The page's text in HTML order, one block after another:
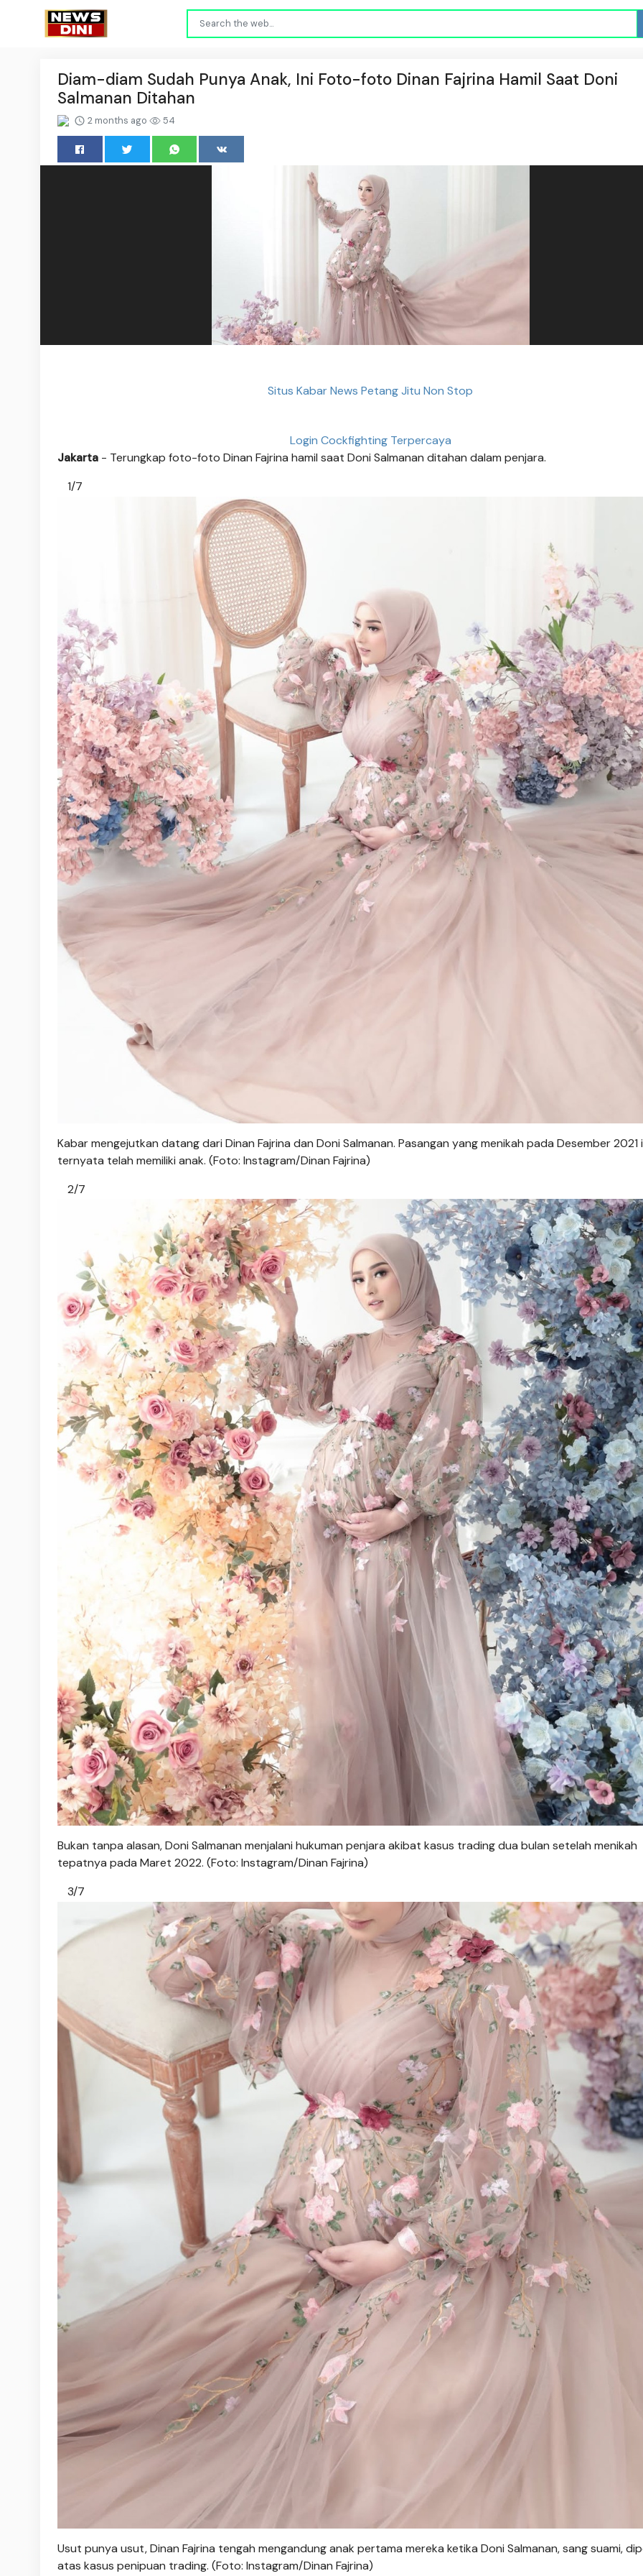
Diam-diam Sudah Punya Anak, Ini Foto-foto Dinan Fajrina Hamil Saat Doni
Salmanan Ditahan
2 months ago 54
Situs Kabar News Petang Jitu Non Stop
Login Cockfighting Terpercaya
Jakarta - Terungkap foto-foto Dinan Fajrina hamil saat Doni Salmanan ditahan dalam penjara.
1/7
Kabar mengejutkan datang dari Dinan Fajrina dan Doni Salmanan. Pasangan yang menikah pada Desember 2021
ternyata telah memiliki anak. (Foto: Instagram/Dinan Fajrina)
2/7
Bukan tanpa alasan, Doni Salmanan menjalani hukuman penjara akibat kasus trading dua bulan setelah menikah
tepatnya pada Maret 2022. (Foto: Instagram/Dinan Fajrina)
3/7
Usut punya usut, Dinan Fajrina tengah mengandung anak pertama mereka ketika Doni Salmanan, sang suami,
atas kasus penipuan trading. (Foto: Instagram/Dinan Fajrina)